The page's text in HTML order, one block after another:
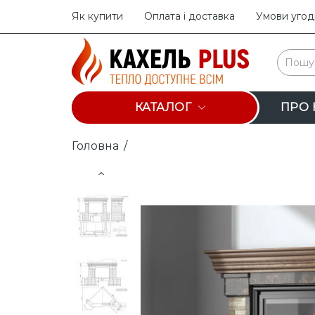
Як купити Оплата і доставка Умови
КАТАЛОГ ПРО
Головна /